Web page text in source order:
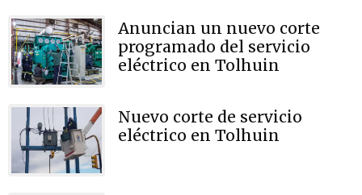
Anuncian un nuevo corte
programado del servicio
eléctrico en Tolhuin
Nuevo corte de servicio
eléctrico en Tolhuin